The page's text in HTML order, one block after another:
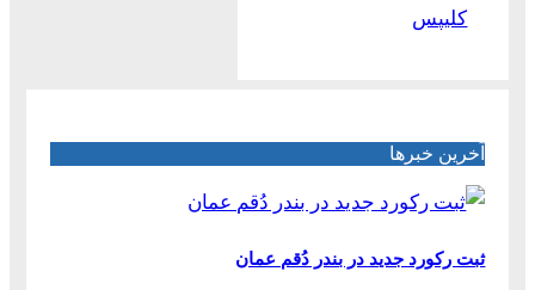
کلیپس
آخرین خبرها
ثبت رکورد جدید در بندر دُقم عمان